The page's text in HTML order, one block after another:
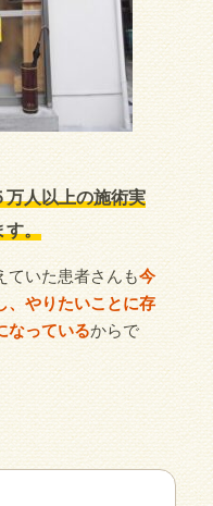
人以上の施術実
す。
ていた患者さんも今
、やりたいことに存
なっているからで